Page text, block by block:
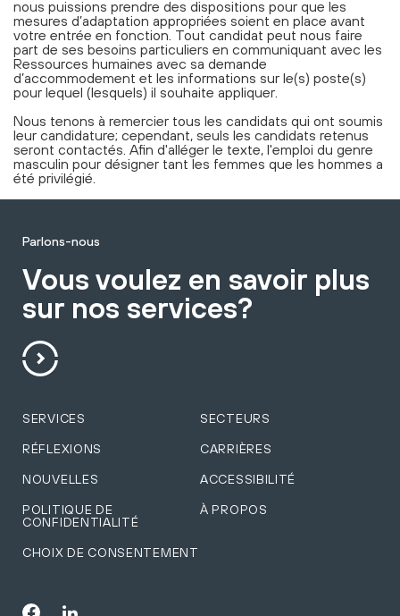
nous puissions prendre des dispositions pour que les
mesures d’adaptation appropriées soient en place avant
votre entrée en fonction. Tout candidat peut nous faire
part de ses besoins particuliers en communiquant avec les
Ressources humaines avec sa demande
d’accommodement et les informations sur le(s) poste(s)
pour lequel (lesquels) il souhaite appliquer.
Nous tenons à remercier tous les candidats qui ont soumis
leur candidature; cependant, seuls les candidats retenus
seront contactés. Afin d'alléger le texte, l'emploi du genre
masculin pour désigner tant les femmes que les hommes a
été privilégié.
Parlons-nous
Vous voulez en savoir plus
sur nos services?
SERVICES SECTEURS
RÉFLEXIONS CARRIÈRES
NOUVELLES ACCESSIBILITÉ
POLITIQUE DE
CONFIDENTIALITÉ
À PROPOS
CHOIX DE CONSENTEMENT